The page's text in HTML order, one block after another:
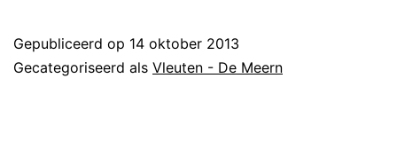
Gepubliceerd op 14 oktober 2013
Gecategoriseerd als Vleuten - De Meern